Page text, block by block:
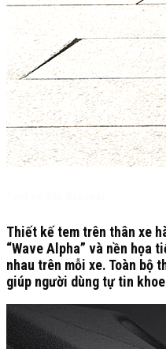
Thiết kế tem trên thân xe
“Wave Alpha” và nền họa
nhau trên mỗi xe. Toàn bộ
giúp người dùng tự tin